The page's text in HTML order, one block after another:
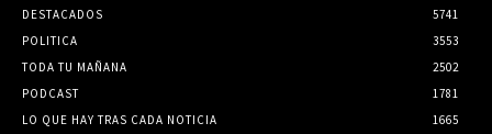
DESTACADOS
5741
POLITICA
3553
TODA TU MAÑANA
2502
PODCAST
1781
LO QUE HAY TRAS CADA NOTICIA
1665